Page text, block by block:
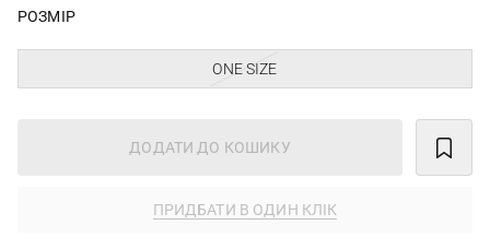
РОЗМІР
ONE SIZE
ДОДАТИ ДО КОШИКУ
ПРИДБАТИ В ОДИН КЛІК